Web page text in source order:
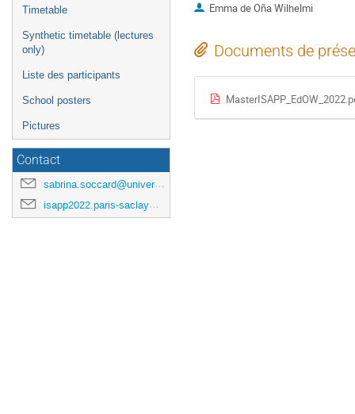
Timetable
Synthetic timetable (lectures
only)
Liste des participants
School posters
Pictures
Contact
sabrina.soccard@universite-paris-saclay.fr
isapp2022.paris-saclay@cea.fr
Emma de Oña Wilhelmi
Documents de